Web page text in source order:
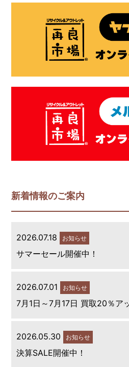
新着情報のご案内
2026.07.18 お知らせ
サマーセール開催中！
2026.07.01 お知らせ
7月1日～7月17日 買取20％ア
2026.05.30 お知らせ
決算SALE開催中！